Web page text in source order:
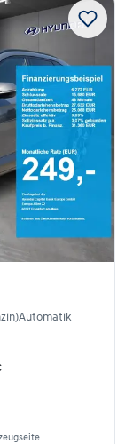
Automatik